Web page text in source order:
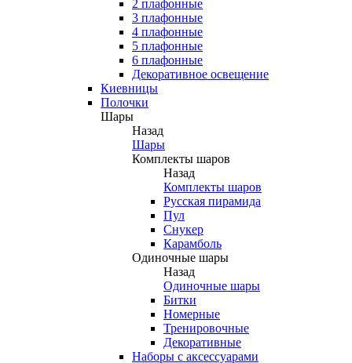
2 плафонные
3 плафонные
4 плафонные
5 плафонные
6 плафонные
Декоративное освещение
Киевницы
Полочки
Шары
Назад
Шары
Комплекты шаров
Назад
Комплекты шаров
Русская пирамида
Пул
Снукер
Карамболь
Одиночные шары
Назад
Одиночные шары
Битки
Номерные
Тренировочные
Декоративные
Наборы с аксессуарами